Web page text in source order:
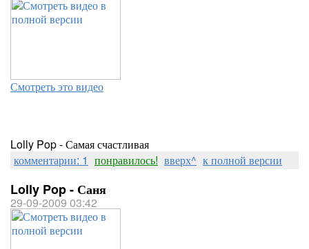
Смотреть это видео
Lolly Pop - Самая счастливая
комментарии: 1 понравилось! вверх^ к полной версии
Lolly Pop - Саня
29-09-2009 03:42